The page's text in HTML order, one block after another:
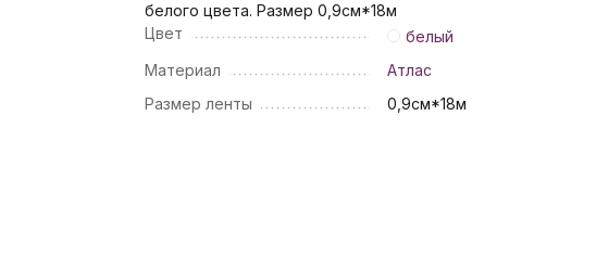
белого цвета. Размер 0,9см*18м
Цвет
белый
Материал
Атлас
Размер ленты
0,9см*18м